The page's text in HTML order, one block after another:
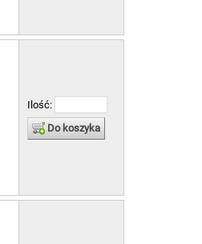
Ilość:
Do koszyka